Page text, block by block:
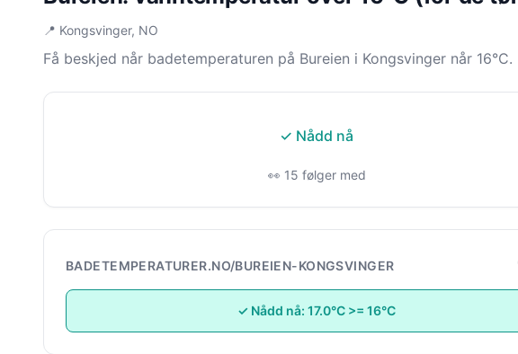
📍 Kongsvinger, NO
Få beskjed når badetemperaturen på Bureien i Kongsvinger når 16°C.
✓ Nådd nå
👀 15 følger med
BADETEMPERATURER.NO/BUREIEN-KONGSVINGER
✓ Nådd nå: 17.0°C >= 16°C